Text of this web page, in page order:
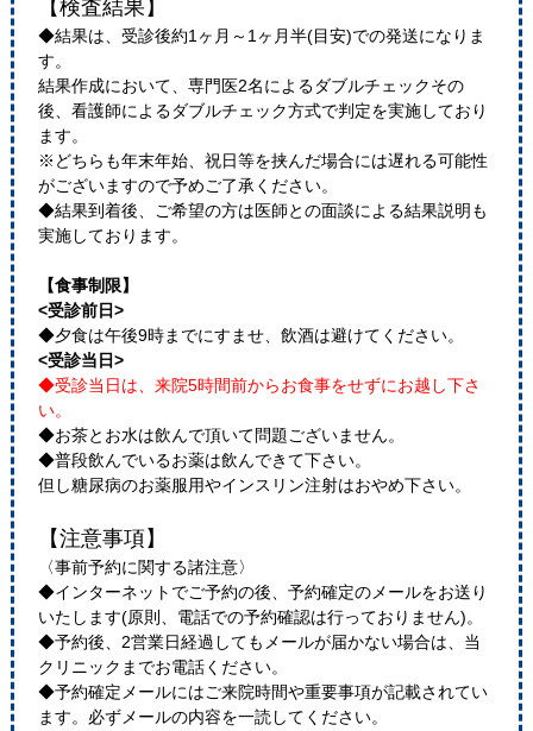
【検査結果】
◆結果は、受診後約1ヶ月～1ヶ月半(目安)での発送になりま
す。
結果作成において、専門医2名によるダブルチェックその
後、看護師によるダブルチェック方式で判定を実施しており
ます。
※どちらも年末年始、祝日等を挟んだ場合には遅れる可能性
がございますので予めご了承ください。
◆結果到着後、ご希望の方は医師との面談による結果説明も
実施しております。
【食事制限】
<受診前日>
◆夕食は午後9時までにすませ、飲酒は避けてください。
<受診当日>
◆受診当日は、来院5時間前からお食事をせずにお越し下さ
い。
◆お茶とお水は飲んで頂いて問題ございません。
◆普段飲んでいるお薬は飲んできて下さい。
但し糖尿病のお薬服用やインスリン注射はおやめ下さい。
【注意事項】
〈事前予約に関する諸注意〉
◆インターネットでご予約の後、予約確定のメールをお送り
いたします(原則、電話での予約確認は行っておりません)。
◆予約後、2営業日経過してもメールが届かない場合は、当
クリニックまでお電話ください。
◆予約確定メールにはご来院時間や重要事項が記載されてい
ます。必ずメールの内容を一読してください。